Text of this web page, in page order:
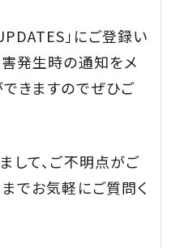
」にご登録い
発生時の通知をメ
きますのでぜひご
して、ご不明点がご
でお気軽にご質問く